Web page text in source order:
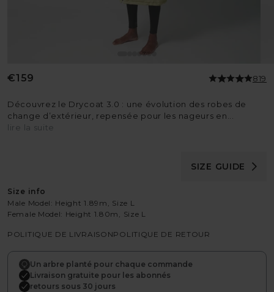
Prix
€159 819
Découvrez le Drycoat 3.0 : une évolution des robes de
change d’extérieur, repensée pour les nageurs en...
lire la suite
SIZE GUIDE
Size info
Male Model: Height 1.89m, Size L
Female Model: Height 1.80m, Size L
POLITIQUE DE LIVRAISONPOLITIQUE DE RETOUR
Un arbre planté pour chaque commande
Livraison gratuite pour les abonnés
retours sous 30 jours